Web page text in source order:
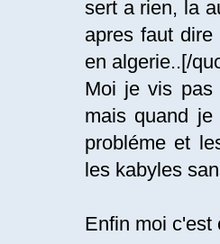
sert a rien, la
apres faut
en algerie..[/
Moi je vis pas
mais quand
probléme et
les kabyles
Enfin moi c'est